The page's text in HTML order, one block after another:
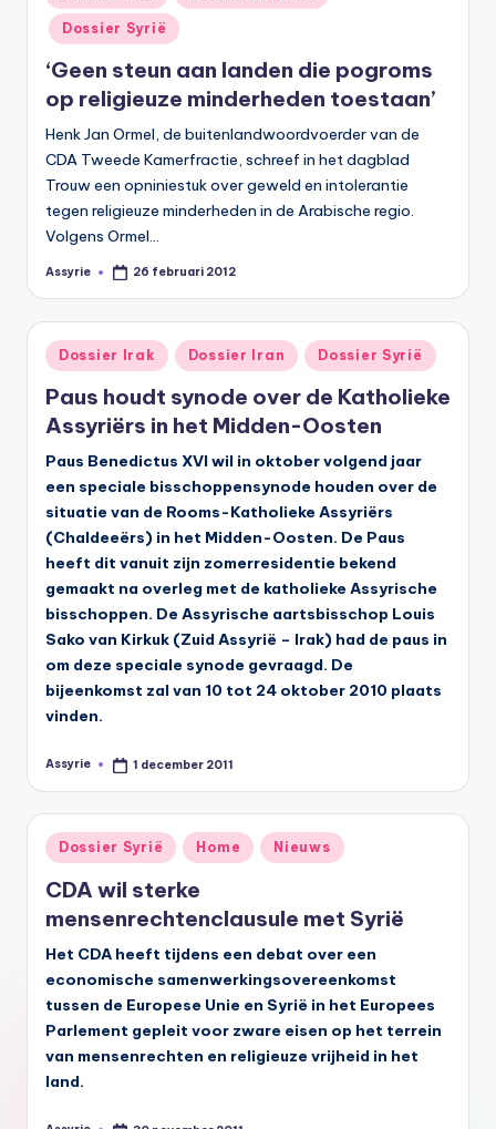
in
Dossier Syrië
‘Geen steun aan landen die pogroms
op religieuze minderheden toestaan’
Henk Jan Ormel, de buitenlandwoordvoerder van de
CDA Tweede Kamerfractie, schreef in het dagblad
Trouw een opniniestuk over geweld en intolerantie
tegen religieuze minderheden in de Arabische regio.
Volgens Ormel…
Geplaatst
Assyrie 26 februari 2012
Geplaatst
in
Dossier Irak Dossier Iran Dossier Syrië
Paus houdt synode over de Katholieke
Assyriërs in het Midden-Oosten
Paus Benedictus XVI wil in oktober volgend jaar
een speciale bisschoppensynode houden over de
situatie van de Rooms-Katholieke Assyriërs
(Chaldeeërs) in het Midden-Oosten. De Paus
heeft dit vanuit zijn zomerresidentie bekend
gemaakt na overleg met de katholieke Assyrische
bisschoppen. De Assyrische aartsbisschop Louis
Sako van Kirkuk (Zuid Assyrië – Irak) had de paus in
om deze speciale synode gevraagd. De
bijeenkomst zal van 10 tot 24 oktober 2010 plaats
vinden.
Geplaatst
Assyrie 1 december 2011
Geplaatst
Dossier Syrië Home Nieuws
CDA wil sterke
mensenrechtenclausule met Syrië
Het CDA heeft tijdens een debat over een
economische samenwerkingsovereenkomst
tussen de Europese Unie en Syrië in het Europees
Parlement gepleit voor zware eisen op het terrein
van mensenrechten en religieuze vrijheid in het
land.